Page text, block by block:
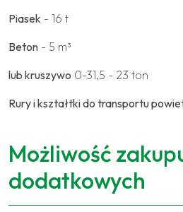
Piasek - 16 t
Beton - 5 m³
lub kruszywo 0-31,5 - 23 ton
Rury i kształtki do transportu
Możliwość
dodatkowych